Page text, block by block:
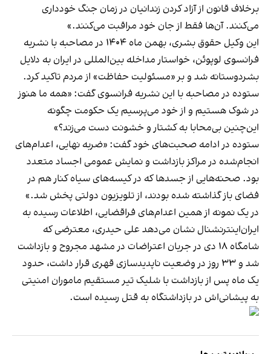
برخلاف قانون از آزاد کردن زندانیان در زمان جنگ خودداری
می‌کنند. آن‌ها فقط از جان خود مراقبت می‌کنند.»
این وکیل حقوق بشری، بهمن ماه ۱۴۰۴ در مصاحبه با نشریه
فرانسوی لوپوئن، خواستار مداخله بین‌المللی در ایران به دلایل
بشر‌دوستانه شد و بر «مسئولیت حفاظت» از مردم تاکید کرد.
ستوده در مصاحبه با این نشریه فرانسوی گفت: «همه ما هنوز
در شوک هستیم و از خود می‌پرسیم یک حکومت چگونه
این‌چنین بی‌محابا به کشتار و خشونت‌ دست می‌زند؟»
ستوده در ادامه صحبت‌های خود گفت: «ضربه نهایی، اعدام‌های
انجام‌شده در مراکز بازداشت و نمایش عمومی اجساد متعدد
بود. صحنه‌هایی از جسدها که در کیسه‌های سیاه کنار هم در
فضای باز گذاشته شده بودند، از تلویزیون دولتی پخش شد.»
در یک نمونه از همین اعدام‌های فراقضایی، اطلاعات رسیده به
ایران‌اینترنشنال نشان می‌دهد علی حیدری، معترضی که
شامگاه ۱۸ دی در جریان اعتراضات در مشهد مجروح و بازداشت
شد و ۳۳ روز در وضعیت ناپدیدسازی قهری قرار داشت، حدود
یک ماه پس از بازداشت با شلیک تیر مستقیم ماموران امنیتی
به پیشانی‌اش در بازداشتگاه به قتل رسیده است.